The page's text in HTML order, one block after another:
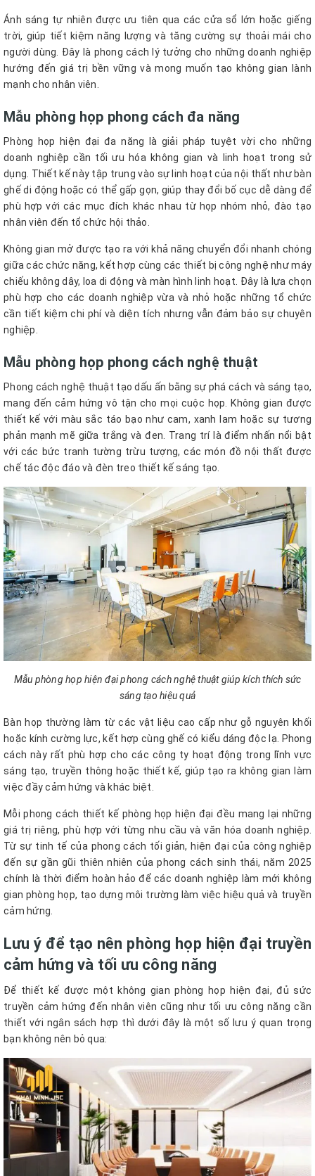
Ánh sáng tự nhiên được ưu tiên qua các cửa sổ lớn hoặc giếng
trời, giúp tiết kiệm năng lượng và tăng cường sự thoải mái cho
người dùng. Đây là phong cách lý tưởng cho những doanh nghiệp
hướng đến giá trị bền vững và mong muốn tạo không gian lành
mạnh cho nhân viên.
Mẫu phòng họp phong cách đa năng
Phòng họp hiện đại đa năng là giải pháp tuyệt vời cho những
doanh nghiệp cần tối ưu hóa không gian và linh hoạt trong sử
dụng. Thiết kế này tập trung vào sự linh hoạt của nội thất như bàn
ghế di động hoặc có thể gấp gọn, giúp thay đổi bố cục dễ dàng để
phù hợp với các mục đích khác nhau từ họp nhóm nhỏ, đào tạo
nhân viên đến tổ chức hội thảo.
Không gian mở được tạo ra với khả năng chuyển đổi nhanh chóng
giữa các chức năng, kết hợp cùng các thiết bị công nghệ như máy
chiếu không dây, loa di động và màn hình linh hoạt. Đây là lựa chọn
phù hợp cho các doanh nghiệp vừa và nhỏ hoặc những tổ chức
cần tiết kiệm chi phí và diện tích nhưng vẫn đảm bảo sự chuyên
nghiệp.
Mẫu phòng họp phong cách nghệ thuật
Phong cách nghệ thuật tạo dấu ấn bằng sự phá cách và sáng tạo,
mang đến cảm hứng vô tận cho mọi cuộc họp. Không gian được
thiết kế với màu sắc táo bạo như cam, xanh lam hoặc sự tương
phản mạnh mẽ giữa trắng và đen. Trang trí là điểm nhấn nổi bật
với các bức tranh tường trừu tượng, các món đồ nội thất được
chế tác độc đáo và đèn treo thiết kế sáng tạo.
Mẫu phòng họp hiện đại phong cách nghệ thuật giúp kích thích sức
sáng tạo hiệu quả
Bàn họp thường làm từ các vật liệu cao cấp như gỗ nguyên khối
hoặc kính cường lực, kết hợp cùng ghế có kiểu dáng độc lạ. Phong
cách này rất phù hợp cho các công ty hoạt động trong lĩnh vực
sáng tạo, truyền thông hoặc thiết kế, giúp tạo ra không gian làm
việc đầy cảm hứng và khác biệt.
Mỗi phong cách thiết kế phòng họp hiện đại đều mang lại những
giá trị riêng, phù hợp với từng nhu cầu và văn hóa doanh nghiệp.
Từ sự tinh tế của phong cách tối giản, hiện đại của công nghiệp
đến sự gần gũi thiên nhiên của phong cách sinh thái, năm 2025
chính là thời điểm hoàn hảo để các doanh nghiệp làm mới không
gian phòng họp, tạo dựng môi trường làm việc hiệu quả và truyền
cảm hứng.
Lưu ý để tạo nên phòng họp hiện đại truyền
cảm hứng và tối ưu công năng
Để thiết kế được một không gian phòng họp hiện đại, đủ sức
truyền cảm hứng đến nhân viên cũng như tối ưu công năng cần
thiết với ngân sách hợp thì dưới đây là một số lưu ý quan trọng
bạn không nên bỏ qua: